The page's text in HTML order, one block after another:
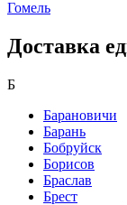
Гомель
Доставка
Б
Барановичи
Барань
Бобруйск
Борисов
Браслав
Брест